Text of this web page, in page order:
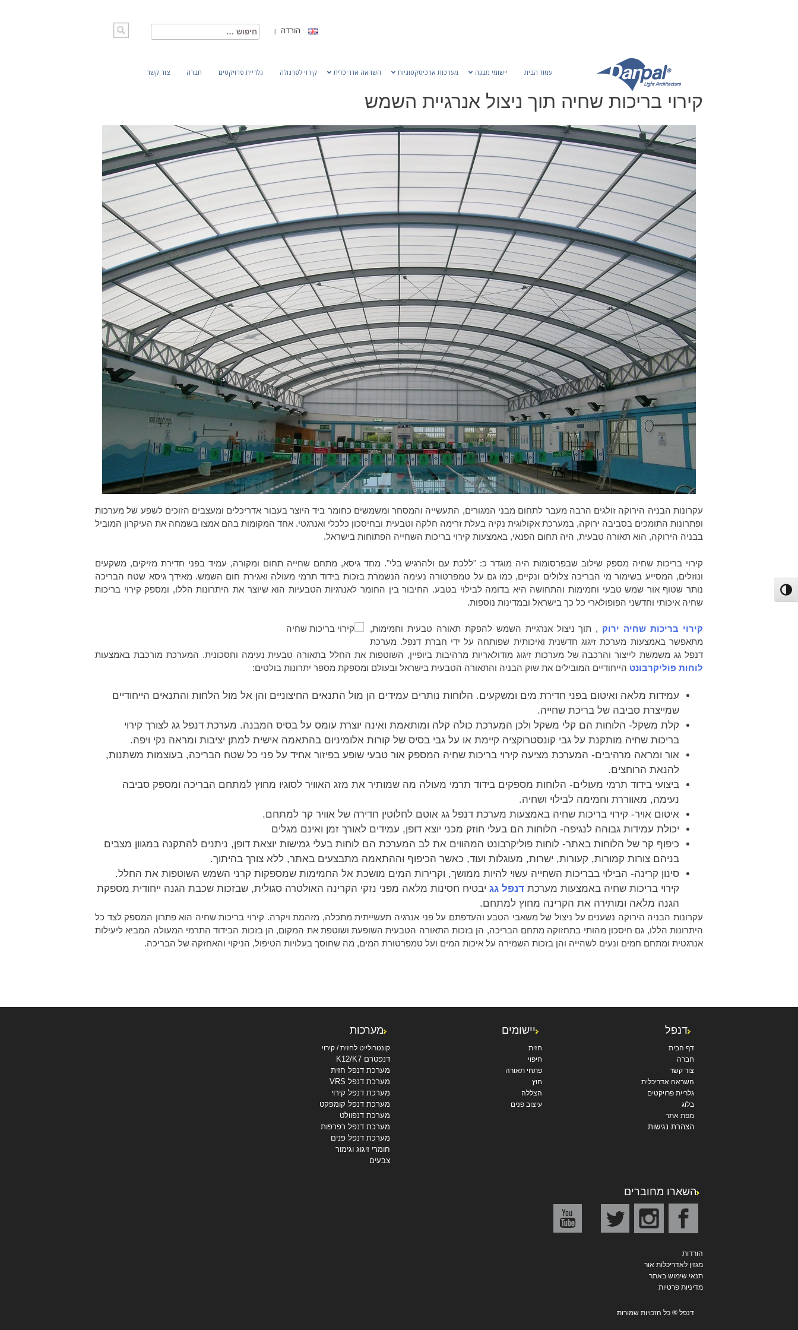
הפעל/כבה ניגודיות גבוהה
חיפוש: הורדה
עמוד הבית יישומי מבנה מערכות ארכיטקטוניות השראה אדריכלית קירוי לפרגולה גלריית פרויקטים חברה צור קשר
קירוי בריכות שחיה תוך ניצול אנרגיית השמש
עקרונות הבניה הירוקה זולגים הרבה מעבר לתחום מבני המגורים, התעשייה והמסחר ומשמשים כחומר ביד היוצר בעבור אדריכלים ומעצבים הזוכים לשפע של מערכות
ופתרונות התומכים בסביבה ירוקה, במערכת אקולוגית נקיה בעלת זרימה חלקה וטבעית ובחיסכון כלכלי ואנרגטי. אחד המקומות בהם אמצו בשמחה את העיקרון המוביל
בבניה הירוקה, הוא תאורה טבעית, היה תחום הפנאי, באמצעות קירוי בריכות השחייה הפתוחות בישראל.
קירוי בריכות שחיה מספק שילוב שבפרסומות היה מוגדר כ: "ללכת עם ולהרגיש בלי". מחד גיסא, מתחם שחייה תחום ומקורה, עמיד בפני חדירת מזיקים, משקעים
ונוזלים, המסייע בשימור מי הבריכה צלולים ונקיים, כמו גם על טמפרטורה נעימה הנשמרת בזכות בידוד תרמי מעולה ואגירת חום השמש. מאידך גיסא שטח הבריכה
נותר שטוף אור שמש טבעי וחמימות והתחושה היא בדומה לבילוי בטבע. החיבור בין החומר לאנרגיות הטבעיות הוא שיוצר את היתרונות הללו, ומספק קירוי בריכות
שחיה איכותי וחדשני הפופולארי כל כך בישראל ובמדינות נוספות.
קירוי בריכות שחיה ירוק , תוך ניצול אנרגיית השמש להפקת תאורה טבעית וחמימות,
מתאפשר באמצעות מערכת זיגוג חדשנית ואיכותית שפותחה על ידי חברת דנפל. מערכת
דנפל גג משמשת לייצור והרכבה של מערכות זיגוג מודולאריות מרהיבות ביופיין, השוטפות את החלל בתאורה טבעית נעימה וחסכונית. המערכת מורכבת באמצעות
לוחות פוליקרבונט הייחודיים המובילים את שוק הבניה והתאורה הטבעית בישראל ובעולם ומספקת מספר יתרונות בולטים:
עמידות מלאה ואיטום בפני חדירת מים ומשקעים. הלוחות נותרים עמידים הן מול התנאים החיצוניים והן אל מול הלחות והתנאים הייחודיים
שמייצרת סביבה של בריכת שחייה.
קלת משקל- הלוחות הם קלי משקל ולכן המערכת כולה קלה ומותאמת ואינה יוצרת עומס על בסיס המבנה. מערכת דנפל גג לצורך קירוי
בריכות שחיה מותקנת על גבי קונסטרוקציה קיימת או על גבי בסיס של קורות אלומיניום בהתאמה אישית למתן יציבות ומראה נקי ויפה.
אור ומראה מרהיבים- המערכת מציעה קירוי בריכות שחיה המספק אור טבעי שופע בפיזור אחיד על פני כל שטח הבריכה, בעוצמות משתנות,
להנאת הרוחצים.
ביצועי בידוד תרמי מעולים- הלוחות מספקים בידוד תרמי מעולה מה שמותיר את מזג האוויר לסוגיו מחוץ למתחם הבריכה ומספק סביבה
נעימה, מאווררת וחמימה לבילוי ושחיה.
איטום אויר- קירוי בריכות שחיה באמצעות מערכת דנפל גג אוטם לחלוטין חדירה של אוויר קר למתחם.
יכולת עמידות גבוהה לנגיפה- הלוחות הם בעלי חוזק מכני יוצא דופן, עמידים לאורך זמן ואינם מגלים
כיפוף קר של הלוחות באתר- לוחות פוליקרבונט המהווים את לב המערכת הם לוחות בעלי גמישות יוצאת דופן, ניתנים להתקנה במגוון מצבים
בניהם צורות קמורות, קעורות, ישרות, מעוגלות ועוד, כאשר הכיפוף וההתאמה מתבצעים באתר, ללא צורך בהיתוך.
סינון קרינה- הבילוי בבריכות השחייה עשוי להיות ממושך, וקרירות המים מושכת אל החמימות שמספקות קרני השמש השוטפות את החלל.
קירוי בריכות שחיה באמצעות מערכת דנפל גג יבטיח חסינות מלאה מפני נזקי הקרינה האולטרה סגולית, שבזכות שכבת הגנה ייחודית מספקת
הגנה מלאה ומותירה את הקרינה מחוץ למתחם.
עקרונות הבניה הירוקה נשענים על ניצול של משאבי הטבע והעדפתם על פני אנרגיה תעשייתית מתכלה, מזהמת ויקרה. קירוי בריכות שחיה הוא פתרון המספק לצד כל
היתרונות הללו, גם חיסכון מהותי בתחזוקה מתחם הבריכה, הן בזכות התאורה הטבעית השופעת ושוטפת את המקום, הן בזכות הבידוד התרמי המעולה המביא ליעילות
אנרגטית ומתחם חמים ונעים לשהייה והן בזכות השמירה על איכות המים ועל טמפרטורת המים, מה שחוסך בעלויות הטיפול, הניקוי והאחזקה של הבריכה.
דנפל
דף הבית
חברה
צור קשר
השראה אדריכלית
גלריית פרויקטים
בלוג
מפת אתר
הצהרת נגישות
יישומים
חזית
חיפוי
פתחי תאורה
חוץ
הצללה
עיצוב פנים
מערכות
קונטרולייט לחזית / קירוי
דנפטרם K12/K7
מערכת דנפל חזית
מערכת דנפל VRS
מערכת דנפל קירוי
מערכת דנפל קומפקט
מערכת דנפוולט
מערכת דנפל רפרפות
מערכת דנפל פנים
חומרי זיגוג וגימור
צבעים
השארו מחוברים
הורדות
מגזין לאדריכלות אור
תנאי שימוש באתר
מדיניות פרטיות
דנפל ® כל הזכויות שמורות